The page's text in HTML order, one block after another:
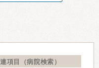
項目（病院検索）